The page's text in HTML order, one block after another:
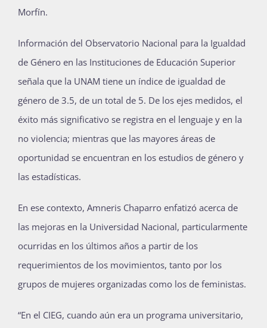
Morfín.
Información del Observatorio Nacional para la Igualdad
de Género en las Instituciones de Educación Superior
señala que la UNAM tiene un índice de igualdad de
género de 3.5, de un total de 5. De los ejes medidos, el
éxito más significativo se registra en el lenguaje y en la
no violencia; mientras que las mayores áreas de
oportunidad se encuentran en los estudios de género y
las estadísticas.
En ese contexto, Amneris Chaparro enfatizó acerca de
las mejoras en la Universidad Nacional, particularmente
ocurridas en los últimos años a partir de los
requerimientos de los movimientos, tanto por los
grupos de mujeres organizadas como los de feministas.
“En el CIEG, cuando aún era un programa universitario,